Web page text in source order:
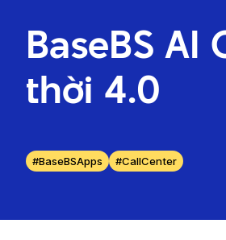
BaseBS
thời 4.0
#BaseBSApps #CallCenter